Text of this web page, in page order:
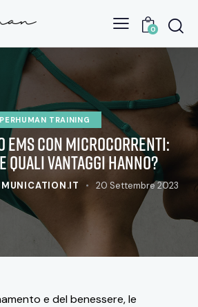
0
TRAINING
ems con microcorrenti:
quali vantaggi hanno?
20 Settembre 2023
e del benessere, le